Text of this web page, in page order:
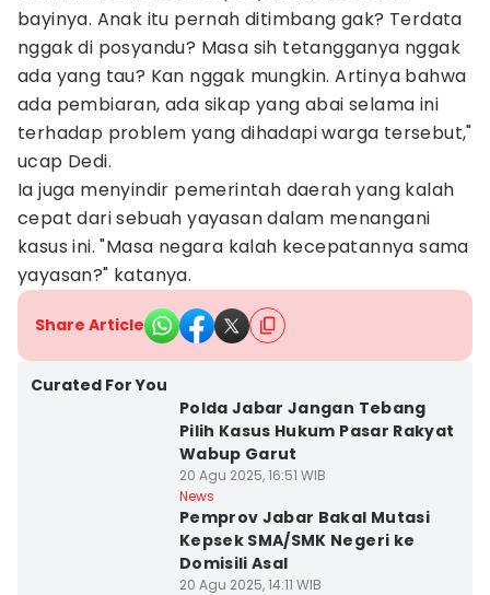
bayinya. Anak itu pernah ditimbang gak? Terdata
nggak di posyandu? Masa sih tetangganya nggak
ada yang tau? Kan nggak mungkin. Artinya bahwa
ada pembiaran, ada sikap yang abai selama ini
terhadap problem yang dihadapi warga tersebut,"
ucap Dedi.
Ia juga menyindir pemerintah daerah yang kalah
cepat dari sebuah yayasan dalam menangani
kasus ini. "Masa negara kalah kecepatannya sama
yayasan?" katanya.
Share Article
Curated For You
Polda Jabar Jangan Tebang
Pilih Kasus Hukum Pasar Rakyat
Wabup Garut
20 Agu 2025, 16:51 WIB
News
Pemprov Jabar Bakal Mutasi
Kepsek SMA/SMK Negeri ke
Domisili Asal
20 Agu 2025, 14:11 WIB